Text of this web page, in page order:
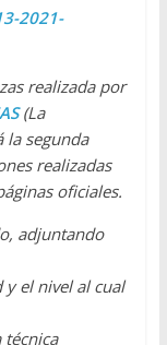
2021-
realizada por
(La
la segunda
realizadas
oficiales.
adjuntando
el nivel al cual